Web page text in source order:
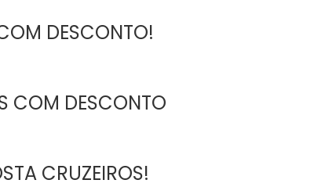
DESCONTO!
COM DESCONTO
CRUZEIROS!